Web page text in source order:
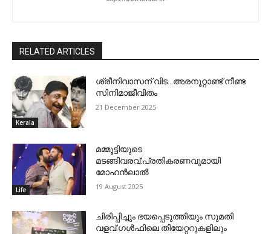
RELATED ARTICLES
Kerala
ശ്രീനിവാസന് വിട…അരനൂറ്റാണ്ട് നീണ്ട
സിനിമാജീവിതം
21 December 2025
Life
മമ്മൂട്ടിയുടെ
മടങ്ങിവരവ്:പ്രതികരണവുമായി
മോഹന്‍ലാല്‍
19 August 2025
ചിരിപ്പിച്ചും ഭയപ്പെടുത്തിയും സുമതി
വളവ്:ഗള്‍ഫിലെ തിയേറ്ററുകളിലും